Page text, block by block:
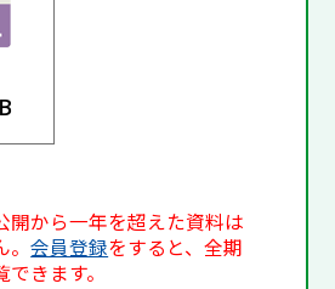
開から一年を超えた資料は
。会員登録をすると、全期
きます。